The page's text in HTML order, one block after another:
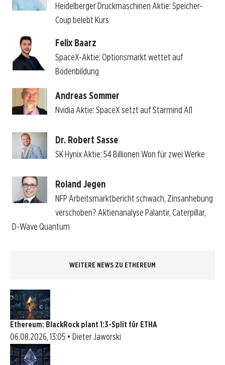
Heidelberger Druckmaschinen Aktie: Speicher-
Coup belebt Kurs
Felix Baarz
SpaceX-Aktie: Optionsmarkt wettet auf
Bodenbildung
Andreas Sommer
Nvidia Aktie: SpaceX setzt auf Starmind AI1
Dr. Robert Sasse
SK Hynix Aktie: 54 Billionen Won für zwei Werke
Roland Jegen
NFP Arbeitsmarktbericht schwach, Zinsanhebung
verschoben? Aktienanalyse Palantir, Caterpillar,
D-Wave Quantum
WEITERE NEWS ZU ETHEREUM
Ethereum: BlackRock plant 1:3-Split für ETHA
06.08.2026, 13:05 • Dieter Jaworski